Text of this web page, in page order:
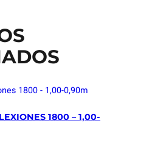
1800 – 1,00-